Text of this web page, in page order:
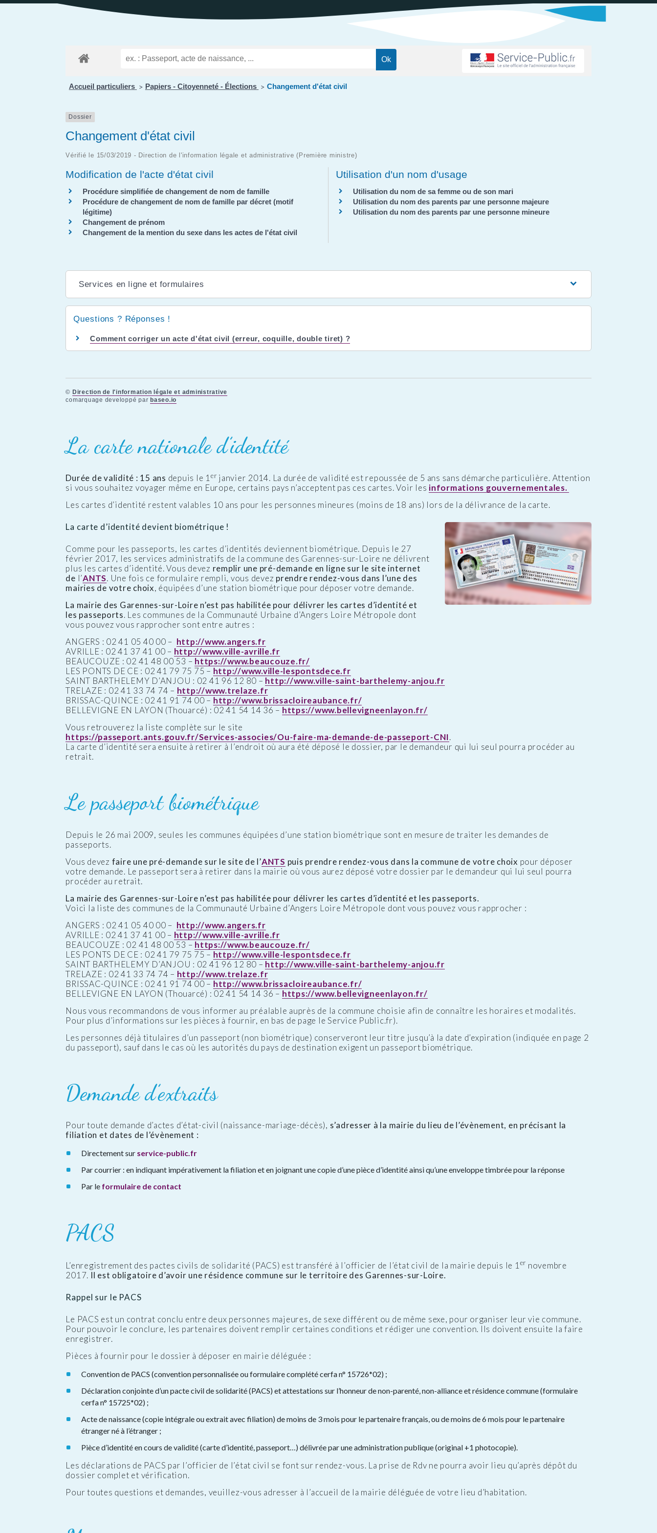
des Enfants
Les services aux
(EHPAD et Résidence
autonomie)
Réglementation
des nuisances
Transports et
Cimetières
Patrimoine
Présentation des ENS
Accueil particuliers > Papiers - Citoyenneté - Élections > Changement d'état civil
Dossier
Changement d'état civil
Vérifié le 15/03/2019 - Direction de l'information légale et administrative (Première ministre)
Modification de l'acte d'état civil
Procédure simplifiée de changement de nom de famille
Procédure de changement de nom de famille par décret (motif
légitime)
Changement de prénom
Changement de la mention du sexe dans les actes de l'état civil
Utilisation d'un nom d'usage
Utilisation du nom de sa femme ou de son mari
Utilisation du nom des parents par une personne majeure
Utilisation du nom des parents par une personne mineure
Services en ligne et formulaires
Questions ? Réponses !
Comment corriger un acte d'état civil (erreur, coquille, double tiret) ?
© Direction de l'information légale et administrative
comarquage developpé par baseo.io
La carte nationale d’identité
Durée de validité : 15 ans depuis le 1 er janvier 2014. La durée de validité est repoussée de 5 ans sans démarche particulière. Attention
si vous souhaitez voyager même en Europe, certains pays n’acceptent pas ces cartes. Voir les informations gouvernementales.
Les cartes d’identité restent valables 10 ans pour les personnes mineures (moins de 18 ans) lors de la délivrance de la carte.
La carte d’identité devient biométrique !
Comme pour les passeports, les cartes d’identités deviennent biométrique. Depuis le 27
février 2017, les services administratifs de la commune des Garennes-sur-Loire ne délivrent
plus les cartes d’identité. Vous devez remplir une pré-demande en ligne sur le site internet
de l’ANTS. Une fois ce formulaire rempli, vous devez prendre rendez-vous dans l’une des
mairies de votre choix, équipées d’une station biométrique pour déposer votre demande.
La mairie des Garennes-sur-Loire n’est pas habilitée pour délivrer les cartes d’identité et
les passeports. Les communes de la Communauté Urbaine d’Angers Loire Métropole dont
vous pouvez vous rapprocher sont entre autres :
ANGERS : 02 41 05 40 00 – http://www.angers.fr
AVRILLE : 02 41 37 41 00 – http://www.ville-avrille.fr
BEAUCOUZE : 02 41 48 00 53 – https://www.beaucouze.fr/
LES PONTS DE CE : 02 41 79 75 75 – http://www.ville-lespontsdece.fr
SAINT BARTHELEMY D’ANJOU : 02 41 96 12 80 – http://www.ville-saint-barthelemy-anjou.fr
TRELAZE : 02 41 33 74 74 – http://www.trelaze.fr
BRISSAC-QUINCE : 02 41 91 74 00 – http://www.brissacloireaubance.fr/
BELLEVIGNE EN LAYON (Thouarcé) : 02 41 54 14 36 – https://www.bellevigneenlayon.fr/
Vous retrouverez la liste complète sur le site
https://passeport.ants.gouv.fr/Services-associes/Ou-faire-ma-demande-de-passeport-CNI.
La carte d’identité sera ensuite à retirer à l’endroit où aura été déposé le dossier, par le demandeur qui lui seul pourra procéder au
retrait.
Le passeport biométrique
Depuis le 26 mai 2009, seules les communes équipées d’une station biométrique sont en mesure de traiter les demandes de
passeports.
Vous devez faire une pré-demande sur le site de l’ANTS puis prendre rendez-vous dans la commune de votre choix pour déposer
votre demande. Le passeport sera à retirer dans la mairie où vous aurez déposé votre dossier par le demandeur qui lui seul pourra
procéder au retrait.
La mairie des Garennes-sur-Loire n’est pas habilitée pour délivrer les cartes d’identité et les passeports.
Voici la liste des communes de la Communauté Urbaine d’Angers Loire Métropole dont vous pouvez vous rapprocher :
ANGERS : 02 41 05 40 00 – http://www.angers.fr
AVRILLE : 02 41 37 41 00 – http://www.ville-avrille.fr
BEAUCOUZE : 02 41 48 00 53 – https://www.beaucouze.fr/
LES PONTS DE CE : 02 41 79 75 75 – http://www.ville-lespontsdece.fr
SAINT BARTHELEMY D’ANJOU : 02 41 96 12 80 – http://www.ville-saint-barthelemy-anjou.fr
TRELAZE : 02 41 33 74 74 – http://www.trelaze.fr
BRISSAC-QUINCE : 02 41 91 74 00 – http://www.brissacloireaubance.fr/
BELLEVIGNE EN LAYON (Thouarcé) : 02 41 54 14 36 – https://www.bellevigneenlayon.fr/
Nous vous recommandons de vous informer au préalable auprès de la commune choisie afin de connaître les horaires et modalités.
Pour plus d’informations sur les pièces à fournir, en bas de page le Service Public.fr).
Les personnes déjà titulaires d’un passeport (non biométrique) conserveront leur titre jusqu’à la date d’expiration (indiquée en page 2
du passeport), sauf dans le cas où les autorités du pays de destination exigent un passeport biométrique.
Demande d’extraits
Pour toute demande d’actes d’état-civil (naissance-mariage-décès), s’adresser à la mairie du lieu de l’évènement, en précisant la
filiation et dates de l’évènement :
Directement sur service-public.fr
Par courrier : en indiquant impérativement la filiation et en joignant une copie d’une pièce d’identité ainsi qu’une enveloppe timbrée pour la réponse
Par le formulaire de contact
PACS
L’enregistrement des pactes civils de solidarité (PACS) est transféré à l’officier de l’état civil de la mairie depuis le 1 er novembre
2017. Il est obligatoire d’avoir une résidence commune sur le territoire des Garennes-sur-Loire.
Rappel sur le PACS
Le PACS est un contrat conclu entre deux personnes majeures, de sexe différent ou de même sexe, pour organiser leur vie commune.
Pour pouvoir le conclure, les partenaires doivent remplir certaines conditions et rédiger une convention. Ils doivent ensuite la faire
enregistrer.
Pièces à fournir pour le dossier à déposer en mairie déléguée :
Convention de PACS (convention personnalisée ou formulaire complété cerfa n° 15726*02) ;
Déclaration conjointe d’un pacte civil de solidarité (PACS) et attestations sur l’honneur de non-parenté, non-alliance et résidence commune (formulaire
cerfa n° 15725*02) ;
Acte de naissance (copie intégrale ou extrait avec filiation) de moins de 3 mois pour le partenaire français, ou de moins de 6 mois pour le partenaire
étranger né à l’étranger ;
Pièce d’identité en cours de validité (carte d’identité, passeport…) délivrée par une administration publique (original +1 photocopie).
Les déclarations de PACS par l’officier de l’état civil se font sur rendez-vous. La prise de Rdv ne pourra avoir lieu qu’après dépôt du
dossier complet et vérification.
Pour toutes questions et demandes, veuillez-vous adresser à l’accueil de la mairie déléguée de votre lieu d’habitation.